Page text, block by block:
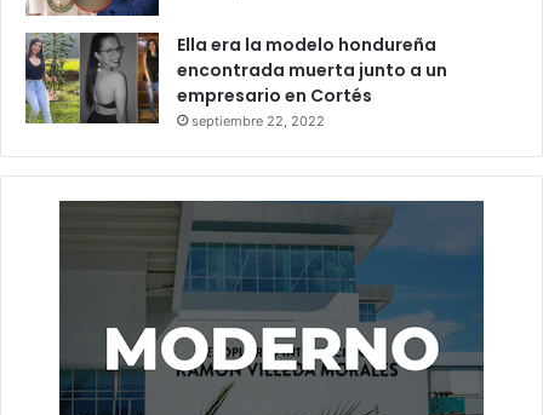
Ella era la modelo hondureña
encontrada muerta junto a un
empresario en Cortés
septiembre 22, 2022